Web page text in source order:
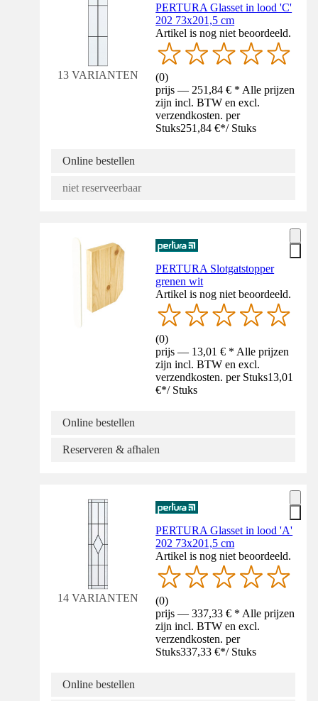
13 VARIANTEN
PERTURA Glasset in lood 'C'
202 73x201,5 cm
Artikel is nog niet beoordeeld.
(0)
prijs — 251,84 € * Alle prijzen
zijn incl. BTW en excl.
verzendkosten. per
Stuks251,84 €*/ Stuks
Online bestellen
niet reserveerbaar
PERTURA Slotgatstopper
grenen wit
Artikel is nog niet beoordeeld.
(0)
prijs — 13,01 € * Alle prijzen
zijn incl. BTW en excl.
verzendkosten. per Stuks13,01
€*/ Stuks
Online bestellen
Reserveren & afhalen
14 VARIANTEN
PERTURA Glasset in lood 'A'
202 73x201,5 cm
Artikel is nog niet beoordeeld.
(0)
prijs — 337,33 € * Alle prijzen
zijn incl. BTW en excl.
verzendkosten. per
Stuks337,33 €*/ Stuks
Online bestellen